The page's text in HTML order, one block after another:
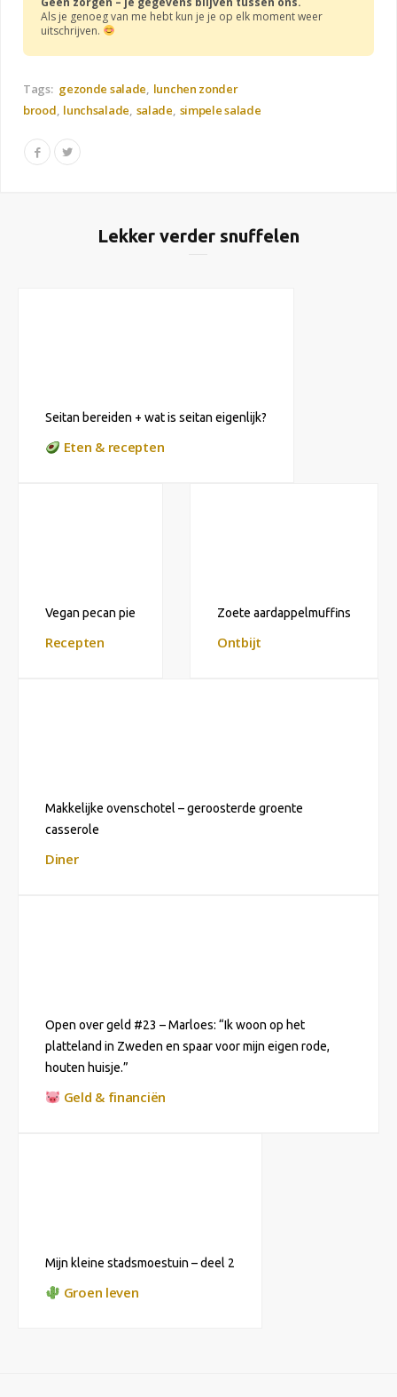
Als je genoeg van me hebt kun je je op elk moment weer
uitschrijven.
Tags: gezonde salade lunchen zonder
brood lunchsalade salade simpele salade
Lekker verder snuffelen
Seitan bereiden + wat is seitan eigenlijk?
Eten & recepten
Vegan pecan pie
Recepten
Zoete aardappelmuffins
Ontbijt
Makkelijke ovenschotel – geroosterde groente
casserole
Diner
Open over geld #23 – Marloes: “Ik woon op het
platteland in Zweden en spaar voor mijn eigen rode,
houten huisje.”
Geld & financiën
Mijn kleine stadsmoestuin – deel 2
Groen leven